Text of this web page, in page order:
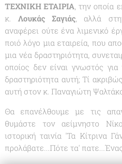
ΤΕΧΝΙΚΗ ΕΤΑΙΡΙΑ, την οποία
κ. Λουκάς Σαγιάς, αλλά
αναφέρει ούτε ένα λιμενικό
ποιό λόγο μια εταιρεία, που
μια νέα δραστηριότητα,
οποίος δεν είναι γνωστός
δραστηριότητα αυτή; Τί
αυτή στον κ. Παναγιώτη
Θα επανέλθουμε με τις
θυμάστε τον αείμνηστο
ιστορική ταινία 'Τα Κίτρινα
προλάβατε...Πότε τα'